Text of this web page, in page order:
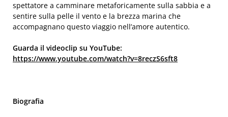
spettatore a camminare metaforicamente sulla sabbia e a
sentire sulla pelle il vento e la brezza marina che
accompagnano questo viaggio nell’amore autentico.
Guarda il videoclip su YouTube:
https://www.youtube.com/watch?v=8reczS6sft8
Biografia